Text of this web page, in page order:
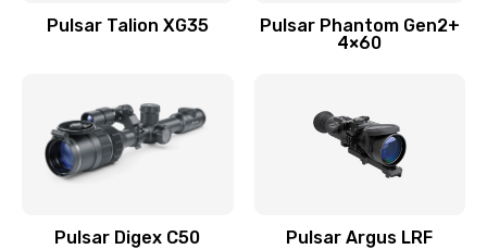
Pulsar Talion XG35
Pulsar Phantom Gen2+
4×60
Pulsar Digex C50 Pulsar Argus LRF